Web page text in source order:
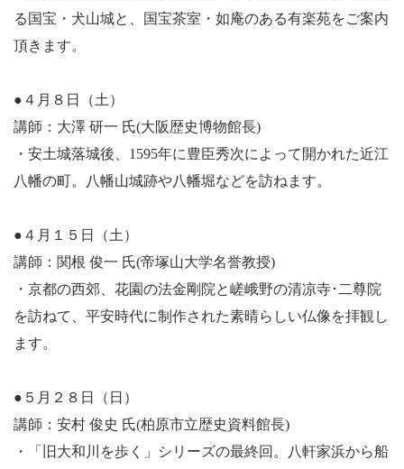
る国宝・犬山城と、国宝茶室・如庵のある有楽苑をご案内
頂きます。
●４月８日（土）
講師：大澤 研一 氏(大阪歴史博物館長)
・安土城落城後、1595年に豊臣秀次によって開かれた近江
八幡の町。八幡山城跡や八幡堀などを訪ねます。
●４月１５日（土）
講師：関根 俊一 氏(帝塚山大学名誉教授)
・京都の西郊、花園の法金剛院と嵯峨野の清凉寺･二尊院
を訪ねて、平安時代に制作された素晴らしい仏像を拝観し
ます。
●５月２８日（日）
講師：安村 俊史 氏(柏原市立歴史資料館長)
・「旧大和川を歩く」シリーズの最終回。八軒家浜から船